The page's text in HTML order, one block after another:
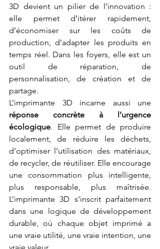
3D devient un pilier de l’innovation :
elle permet d’itérer rapidement,
d’économiser sur les coûts de
production, d’adapter les produits en
temps réel. Dans les foyers, elle est un
outil de réparation, de
personnalisation, de création et de
partage.
réponse concrète à l’urgence
écologique. Elle permet de produire
localement, de réduire les déchets,
d’optimiser l’utilisation des matériaux,
de recycler, de réutiliser. Elle encourage
une consommation plus intelligente,
plus responsable, plus maîtrisée.
L’imprimante 3D s’inscrit parfaitement
dans une logique de développement
durable, où chaque objet imprimé a
une vraie utilité, une vraie intention, une